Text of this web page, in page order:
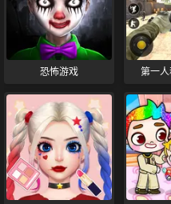
恐怖游戏 第一